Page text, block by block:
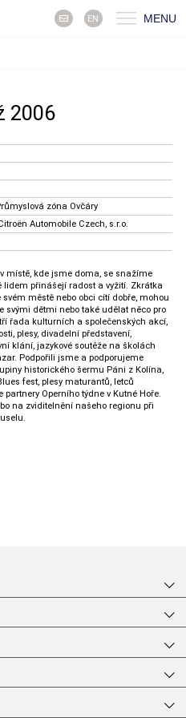
EN MENU
2006
zóna Ovčáry
Automobile Czech, s.r.o.
místě, kde jsme doma, se snažíme
lidem přinášejí radost a vyžití. Zkrátka
městě nebo obci cítí dobře, mohou
svými dětmi nebo také udělat něco pro
řada kulturních a společenských akcí,
plesy, divadelní představení,
klání, jazykové soutěže na školách
Podpořili jsme a podporujeme
historického šermu Páni z Kolína,
fest, plesy maturantů, letců
Operního týdne v Kutné Hoře.
na zviditelnění našeho regionu při